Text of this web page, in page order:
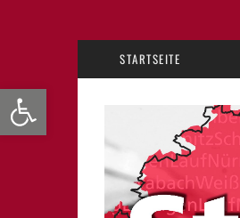
Werkzeugleiste öffnen
STARTSEITE